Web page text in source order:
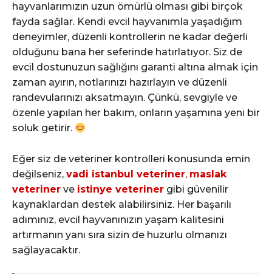
hayvanlarımızın uzun ömürlü olması gibi birçok
fayda sağlar. Kendi evcil hayvanımla yaşadığım
deneyimler, düzenli kontrollerin ne kadar değerli
olduğunu bana her seferinde hatırlatıyor. Siz de
evcil dostunuzun sağlığını garanti altına almak için
zaman ayırın, notlarınızı hazırlayın ve düzenli
randevularınızı aksatmayın. Çünkü, sevgiyle ve
özenle yapılan her bakım, onların yaşamına yeni bir
soluk getirir.
Eğer siz de veteriner kontrolleri konusunda emin
değilseniz, vadi istanbul veteriner, maslak
veteriner ve istinye veteriner gibi güvenilir
kaynaklardan destek alabilirsiniz. Her başarılı
adımınız, evcil hayvanınızın yaşam kalitesini
artırmanın yanı sıra sizin de huzurlu olmanızı
sağlayacaktır.